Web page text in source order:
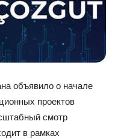
объявило о начале
проектов
смотр
в рамках